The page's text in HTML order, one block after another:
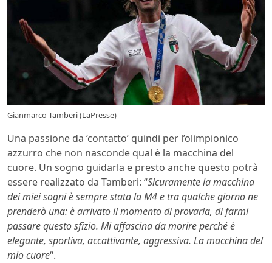
Gianmarco Tamberi (LaPresse)
Una passione da ‘contatto’ quindi per l’olimpionico
azzurro che non nasconde qual è la macchina del
cuore. Un sogno guidarla e presto anche questo potrà
essere realizzato da Tamberi: “Sicuramente la macchina
dei miei sogni è sempre stata la M4 e tra qualche giorno ne
prenderò una: è arrivato il momento di provarla, di farmi
passare questo sfizio. Mi affascina da morire perché è
elegante, sportiva, accattivante, aggressiva. La macchina del
mio cuore“.